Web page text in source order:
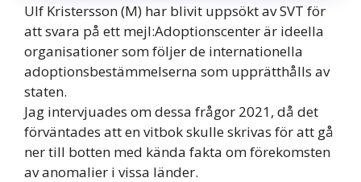
Ulf Kristersson (M) har blivit uppsökt av SVT för
att svara på ett mejl:Adoptionscenter är ideella
organisationer som följer de internationella
adoptionsbestämmelserna som upprätthålls av
staten.
Jag intervjuades om dessa frågor 2021, då det
förväntades att en vitbok skulle skrivas för att gå
ner till botten med kända fakta om förekomsten
av anomalier i vissa länder.